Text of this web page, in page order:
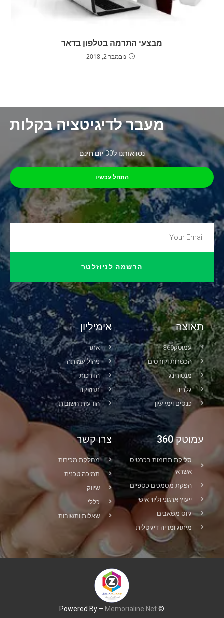
מבצעי התרמה בטלפון בדאר
נובמבר 2, 2018
מעבר לדיגיטציה בקלות
נסו אותנו ל30 יום חינם
התחל עכשיו
הרשמה לניוזלטר
תאוצה
עמוטק360
הכשרות וקורסים
מנטורינג
גלריה
כנסים וימי עיון
אימיליון
אתר
ניהול עמותה
הדרכות
תחזוקה
הודעות חשובות
עמוטק 360
סליקת תרומות בכרטיס
אשראי
הפקת מסמכים כספיים
ייעוץ ארגוני וליווי אישי
גיוס משאבים
מיתוג ומדיה דיגיטלית
צרו קשר
מחלקת מכירות
תמיכה טכנית
שיווק
כללי
שאלות ותשובות
© Powered By –
Memorialine.Net